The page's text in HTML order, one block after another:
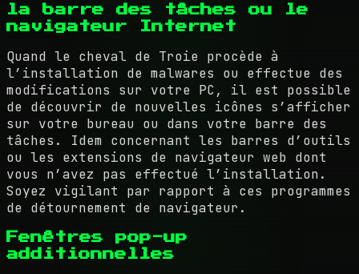
la barre des tâches ou le
navigateur Internet
Quand le cheval de Troie procède à
l’installation de malwares ou effectue des
modifications sur votre PC, il est possible
de découvrir de nouvelles icônes s’afficher
sur votre bureau ou dans votre barre des
tâches. Idem concernant les barres d’outils
ou les extensions de navigateur web dont
vous n’avez pas effectué l’installation.
Soyez vigilant par rapport à ces programmes
de détournement de navigateur.
Fenêtres pop-up
additionnelles